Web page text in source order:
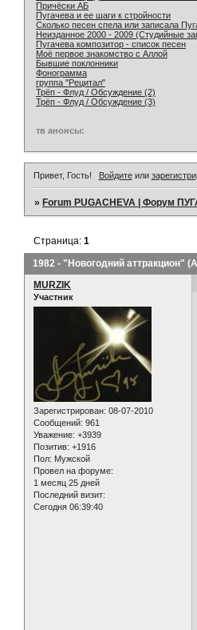
Причёски АБ
Пугачева и ее шаги к стройности
Сколько песен спела или записала
Неизданное 2000 - 2009 (Студийные
Пугачева композитор - список песен
Моё первое знакомство с Аллой
Бывшие поклонники
Фонограмма
группа "Рецитал"
Трёп - Флуд / Обсуждение (2)
Трёп - Флуд / Обсуждение (3)
тв анонсы:
Привет, Гость! Войдитеили
»Forum PUGACHEVA | Форум
1982 - "Новогодний аттракцион"
Страница:1
MURZIK
Участник
Зарегистрирован: 08-07-2010
Сообщений: 961
Уважение: +3939
Позитив: +1916
Пол: Мужской
Провел на форуме:
1 месяц 25 дней
Последний визит:
Сегодня 06:39:40